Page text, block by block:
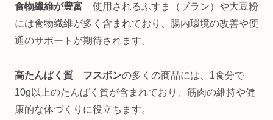
食物繊維が豊富 使用されるふすま（ブラン）や大豆粉
には食物繊維が多く含まれており、腸内環境の改善や便
通のサポートが期待されます。
高たんぱく質 フスボンの多くの商品には、1食分で
10g以上のたんぱく質が含まれており、筋肉の維持や健
康的な体づくりに役立ちます。